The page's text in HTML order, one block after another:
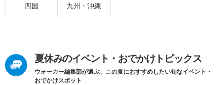
四国 九州・沖縄
夏休みのイベント・おでかけトピックス
ウォーカー編集部が選ぶ、この夏におすすめしたい旬なイベント・
おでかけスポット